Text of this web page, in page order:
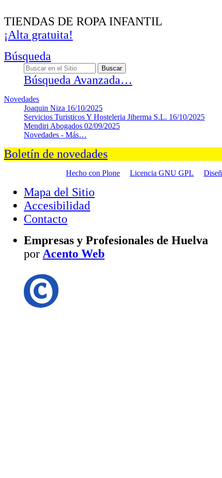
TIENDAS DE ROPA INFANTIL
¡Alta gratuita!
Búsqueda
Búsqueda Avanzada…
Novedades
Joaquin Niza 16/10/2025
Servicios Turisticos Y Hosteleria Jiherma S.L. 16/10/2025
Mendiri Abogados 02/09/2025
Novedades - Más…
Boletín de novedades
Hecho con Plone Licencia GNU GPL
Mapa del Sitio
Accesibilidad
Contacto
Empresas y Profesionales de Huelva
por Acento Web